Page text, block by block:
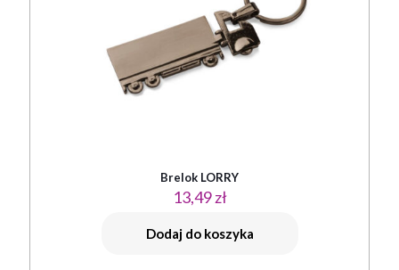
Brelok LORRY
13,49zł
Dodaj do koszyka